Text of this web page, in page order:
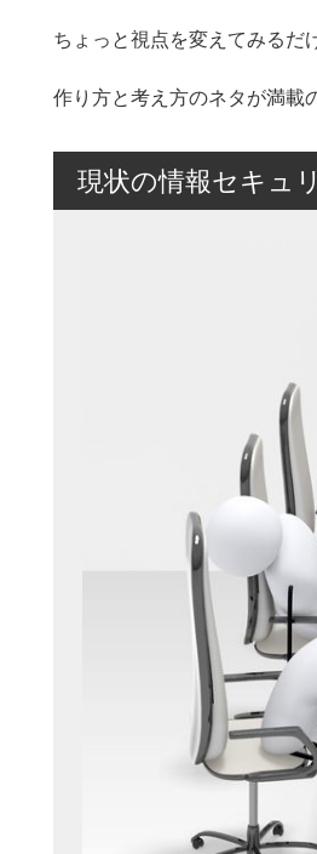
ちょっと視点を変えてみるだ
作り方と考え方のネタが満載
現状の情報セキュ